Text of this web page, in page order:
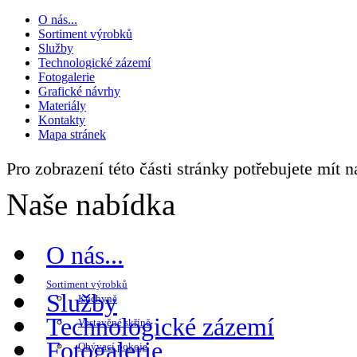
O nás...
Sortiment výrobků
Služby
Technologické zázemí
Fotogalerie
Grafické návrhy
Materiály
Kontakty
Mapa stránek
Pro zobrazení této části stránky potřebujete mít
Naše nabídka
O nás...
Sortiment výrobků
Kuchyně
Vestavěné skříně
Obývací pokoje
Služby
Technologické zázemí
Fotogalerie